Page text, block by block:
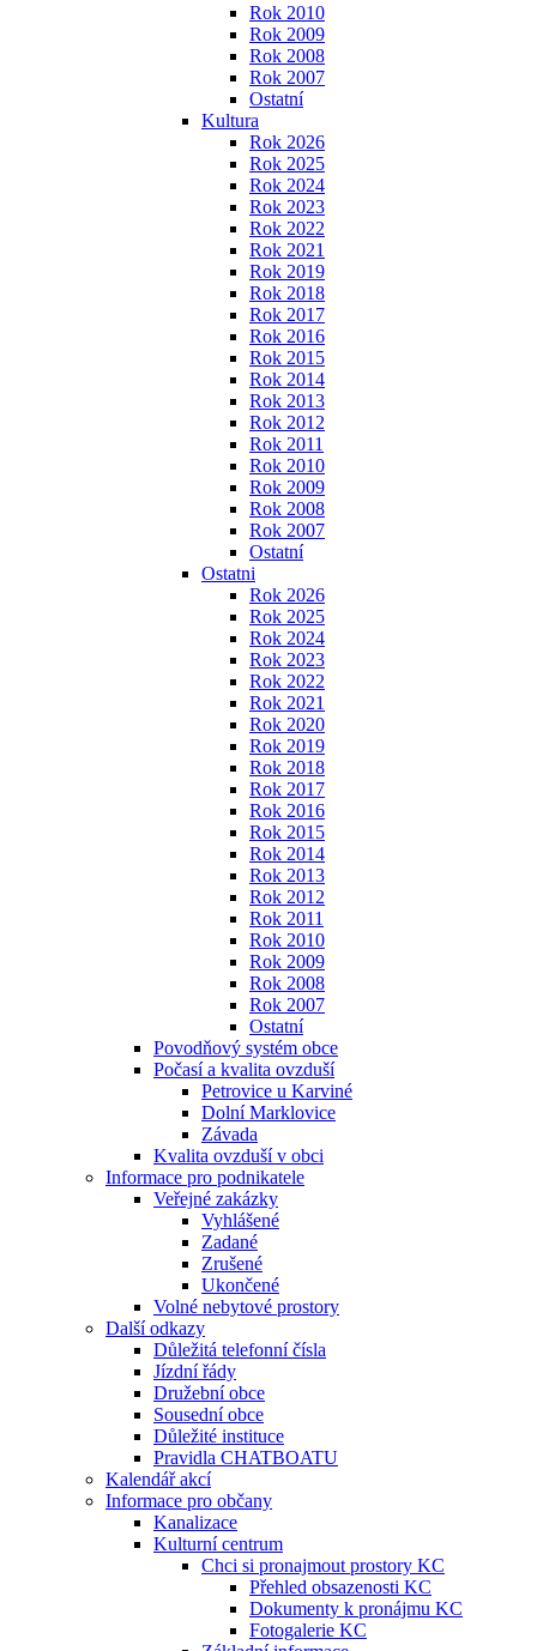
Rok 2010
Rok 2009
Rok 2008
Rok 2007
Ostatní
Kultura
Rok 2026
Rok 2025
Rok 2024
Rok 2023
Rok 2022
Rok 2021
Rok 2019
Rok 2018
Rok 2017
Rok 2016
Rok 2015
Rok 2014
Rok 2013
Rok 2012
Rok 2011
Rok 2010
Rok 2009
Rok 2008
Rok 2007
Ostatní
Ostatni
Rok 2026
Rok 2025
Rok 2024
Rok 2023
Rok 2022
Rok 2021
Rok 2020
Rok 2019
Rok 2018
Rok 2017
Rok 2016
Rok 2015
Rok 2014
Rok 2013
Rok 2012
Rok 2011
Rok 2010
Rok 2009
Rok 2008
Rok 2007
Ostatní
Povodňový systém obce
Počasí a kvalita ovzduší
Petrovice u Karviné
Dolní Marklovice
Závada
Kvalita ovzduší v obci
Informace pro podnikatele
Veřejné zakázky
Vyhlášené
Zadané
Zrušené
Ukončené
Volné nebytové prostory
Další odkazy
Důležitá telefonní čísla
Jízdní řády
Družební obce
Sousední obce
Důležité instituce
Pravidla CHATBOATU
Kalendář akcí
Informace pro občany
Kanalizace
Kulturní centrum
Chci si pronajmout prostory KC
Přehled obsazenosti KC
Dokumenty k pronájmu KC
Fotogalerie KC